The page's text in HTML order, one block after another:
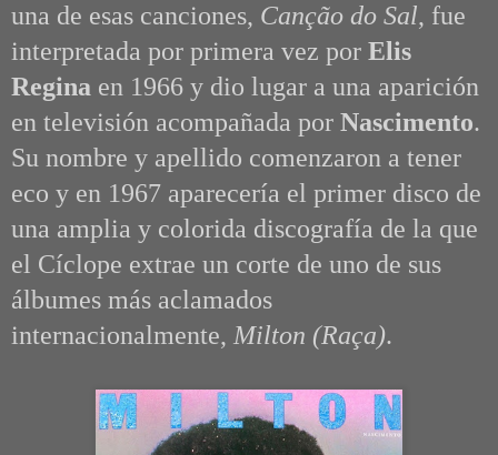
una de esas canciones, Canção do Sal, fue
interpretada por primera vez por Elis
Regina en 1966 y dio lugar a una aparición
en televisión acompañada por Nascimento.
Su nombre y apellido comenzaron a tener
eco y en 1967 aparecería el primer disco de
una amplia y colorida discografía de la que
el Cíclope extrae un corte de uno de sus
álbumes más aclamados
internacionalmente, Milton (Raça).